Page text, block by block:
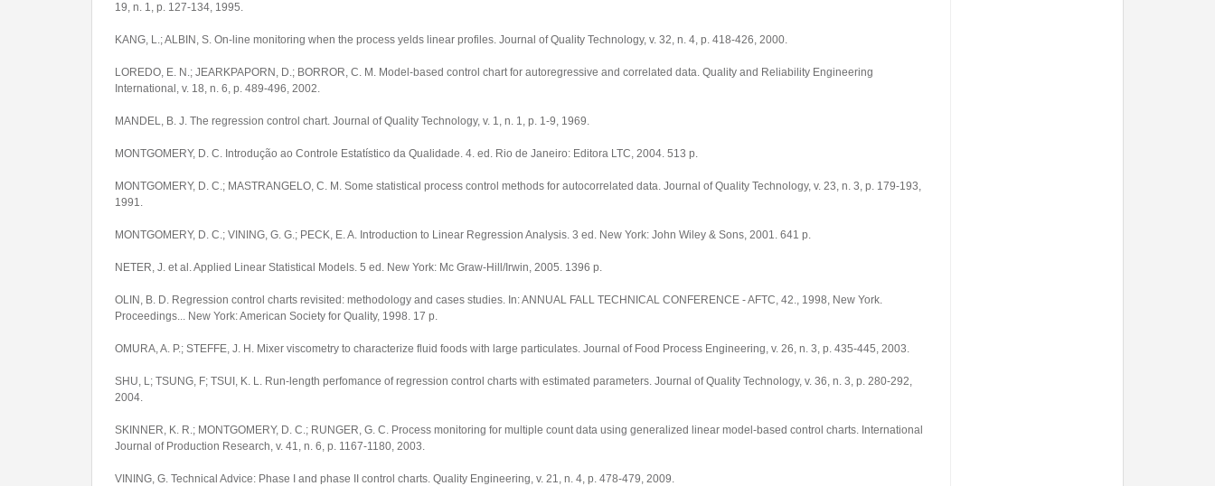
19, n. 1, p. 127-134, 1995.
KANG, L.; ALBIN, S. On-line monitoring when the process yelds linear profiles. Journal of Quality Technology, v. 32, n. 4, p. 418-426, 2000.
LOREDO, E. N.; JEARKPAPORN, D.; BORROR, C. M. Model-based control chart for autoregressive and correlated data. Quality and Reliability Engineering
International, v. 18, n. 6, p. 489-496, 2002.
MANDEL, B. J. The regression control chart. Journal of Quality Technology, v. 1, n. 1, p. 1-9, 1969.
MONTGOMERY, D. C. Introdução ao Controle Estatístico da Qualidade. 4. ed. Rio de Janeiro: Editora LTC, 2004. 513 p.
MONTGOMERY, D. C.; MASTRANGELO, C. M. Some statistical process control methods for autocorrelated data. Journal of Quality Technology, v. 23, n. 3, p. 179-193,
1991.
MONTGOMERY, D. C.; VINING, G. G.; PECK, E. A. Introduction to Linear Regression Analysis. 3 ed. New York: John Wiley & Sons, 2001. 641 p.
NETER, J. et al. Applied Linear Statistical Models. 5 ed. New York: Mc Graw-Hill/Irwin, 2005. 1396 p.
OLIN, B. D. Regression control charts revisited: methodology and cases studies. In: ANNUAL FALL TECHNICAL CONFERENCE - AFTC, 42., 1998, New York.
Proceedings... New York: American Society for Quality, 1998. 17 p.
OMURA, A. P.; STEFFE, J. H. Mixer viscometry to characterize fluid foods with large particulates. Journal of Food Process Engineering, v. 26, n. 3, p. 435-445, 2003.
SHU, L; TSUNG, F; TSUI, K. L. Run-length perfomance of regression control charts with estimated parameters. Journal of Quality Technology, v. 36, n. 3, p. 280-292,
2004.
SKINNER, K. R.; MONTGOMERY, D. C.; RUNGER, G. C. Process monitoring for multiple count data using generalized linear model-based control charts. International
Journal of Production Research, v. 41, n. 6, p. 1167-1180, 2003.
VINING, G. Technical Advice: Phase I and phase II control charts. Quality Engineering, v. 21, n. 4, p. 478-479, 2009.